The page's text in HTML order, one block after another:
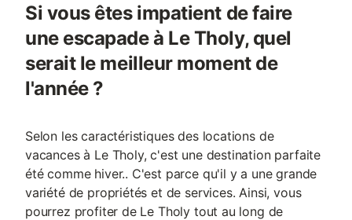
Si vous êtes impatient de faire
une escapade à Le Tholy, quel
serait le meilleur moment de
l'année ?
Selon les caractéristiques des locations de
vacances à Le Tholy, c'est une destination parfaite
été comme hiver.. C'est parce qu'il y a une grande
variété de propriétés et de services. Ainsi, vous
pourrez profiter de Le Tholy tout au long de